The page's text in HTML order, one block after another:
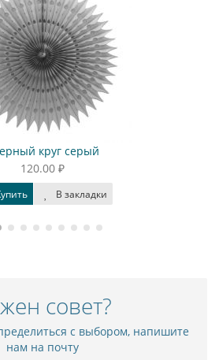
круг серый
120.00 ₽
В закладки
совет?
с выбором, напишите
нам на почту